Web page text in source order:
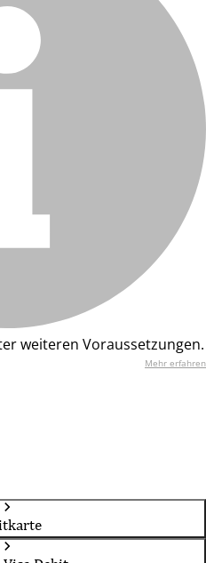
weiteren Voraussetzungen.
Mehr erfahren